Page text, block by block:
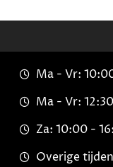
Ma - Vr:
Ma - Vr:
Za: 10:00 -
Overige